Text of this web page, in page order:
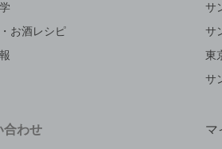
お酒レシピ
サ
サ
東
サ
合わせ マ